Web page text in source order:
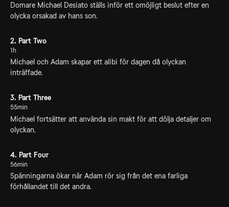
Domare Michael Desiato ställs inför ett omöjligt beslut efter en
olycka orsakad av hans son.
2. Part Two
1h
Michael och Adam skapar ett alibi för dagen då olyckan
inträffade.
3. Part Three
55min
Michael fortsätter att använda sin makt för att dölja detaljer om
olyckan.
4. Part Four
56min
Spänningarna ökar när Adam rör sig från det ena farliga
förhållandet till det andra.